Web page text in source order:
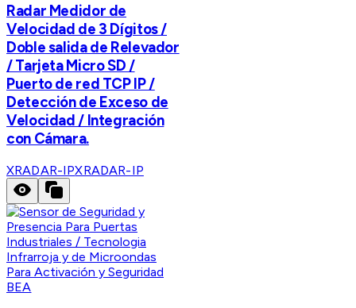
Radar Medidor de
Velocidad de 3 Dígitos /
Doble salida de Relevador
/ Tarjeta Micro SD /
Puerto de red TCP IP /
Detección de Exceso de
Velocidad / Integración
con Cámara.
XRADAR-IPXRADAR-IP
BEA